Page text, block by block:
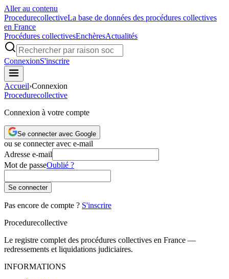
Aller au contenu
ProcedurecollectiveLa base de données des procédures collectives
en France
Procédures collectivesEnchèresActualités
ConnexionS'inscrire
Accueil›Connexion
Procedurecollective
Connexion à votre compte
Se connecter avec Google
ou se connecter avec e-mail
Adresse e-mail
Mot de passeOublié ?
Se connecter
Pas encore de compte ? S'inscrire
Procedurecollective
Le registre complet des procédures collectives en France —
redressements et liquidations judiciaires.
INFORMATIONS